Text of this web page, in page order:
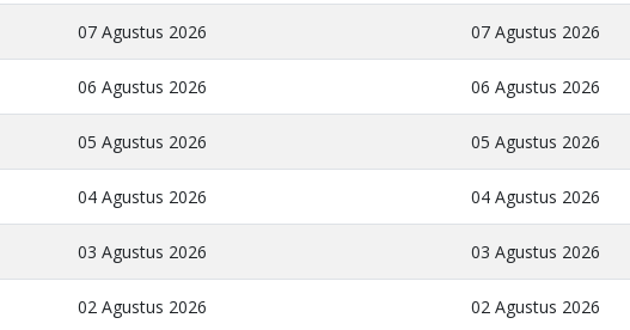
07 Agustus 2026 07 Agustus 2026
06 Agustus 2026 06 Agustus 2026
05 Agustus 2026 05 Agustus 2026
04 Agustus 2026 04 Agustus 2026
03 Agustus 2026 03 Agustus 2026
02 Agustus 2026 02 Agustus 2026